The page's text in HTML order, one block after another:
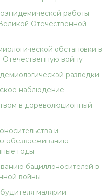
работы
Отечественной
обстановки в
войну
разведки
наблюдение
в дореволюционный
и
обезвреживанию
годы
бациллоносителей в
войны
малярии